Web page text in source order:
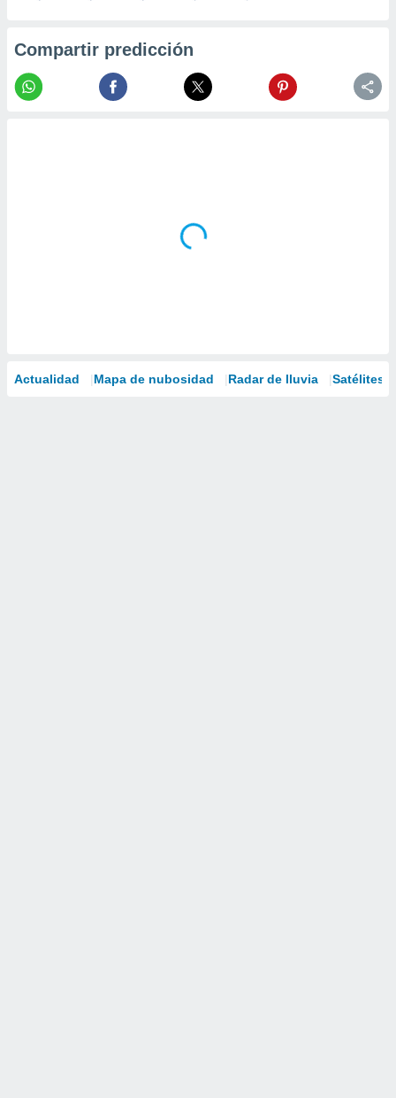
Compartir predicción
Actualidad Mapa de nubosidad Radar de lluvia Satélites